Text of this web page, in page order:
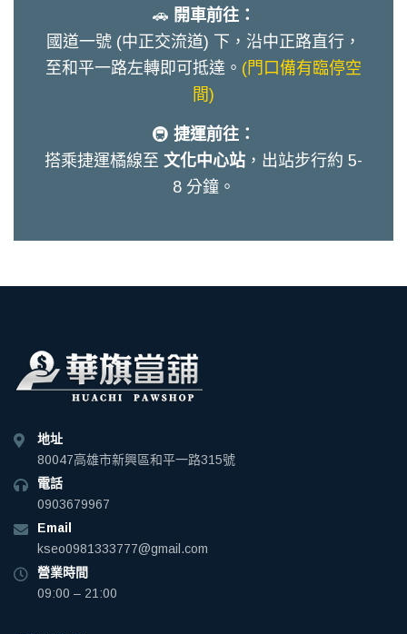
🚗 開車前往：
國道一號 (中正交流道) 下，沿中正路直行，
至和平一路左轉即可抵達。 (門口備有臨停空
間)
🚇 捷運前往：
搭乘捷運橘線至 文化中心站 ，出站步行約 5-
8 分鐘。
地址
80047高雄市新興區和平一路315號
電話
0903679967
Email
kseo0981333777@gmail.com
營業時間
09:00 – 21:00